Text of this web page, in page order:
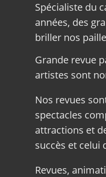
Spécialiste du
années, des
briller nos
Grande revue
artistes sont
Nos revues
spectacles
attractions et
succès et celui
Revues,